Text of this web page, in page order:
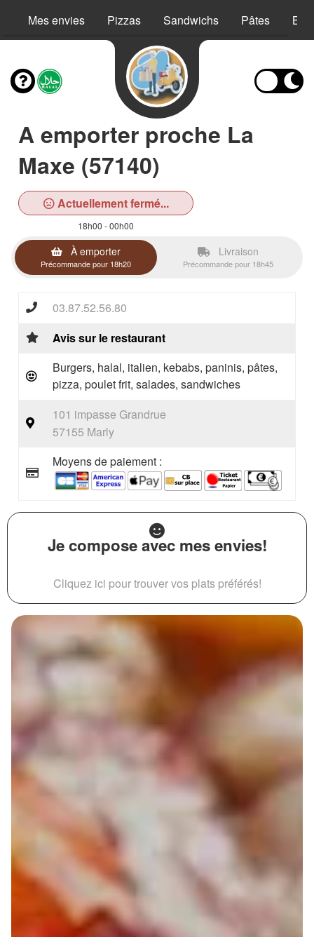
Mes envies Pizzas Sandwichs Pâtes
A emporter proche La
Maxe (57140)
Actuellement fermé...
18h00 - 00h00
À emporter
Précommande pour 18h20
Livraison
Précommande pour 18h45
03.87.52.56.80
Avis sur le restaurant
Burgers, halal, italien, kebabs, paninis, pâtes,
pizza, poulet frit, salades, sandwiches
101 impasse Grandrue
57155 Marly
Moyens de paiement :
Je compose avec mes envies!
Cliquez ici pour trouver vos plats préférés!